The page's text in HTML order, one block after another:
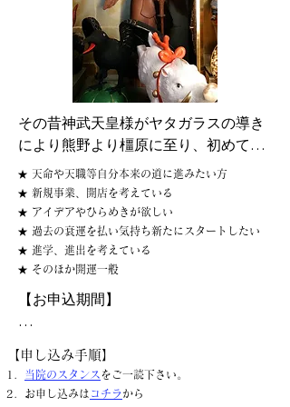
その昔神武天皇様がヤタガラスの導き
により熊野より橿原に至り、初めて天
皇に即位されたように、令和のこの御
代に新たに皆様の新たなる善き運の道
を開く「道開き祈祷」を厳修いたしま
す。
しております。
★ 天命や天職等自分本来の道に進みたい方
★ 新規事業、開店を考えている
★ アイデアやひらめきが欲しい
★ 過去の衰運を払い気持ち新たにスタートしたい
★ 進学、進出を考えている
★ そのほか開運一般​
【お申込期間】
​​【祈祷料】
【申し込み手順】
​​1． 当院のスタンス をご一読下さい。
2．お申し込みは コチラから